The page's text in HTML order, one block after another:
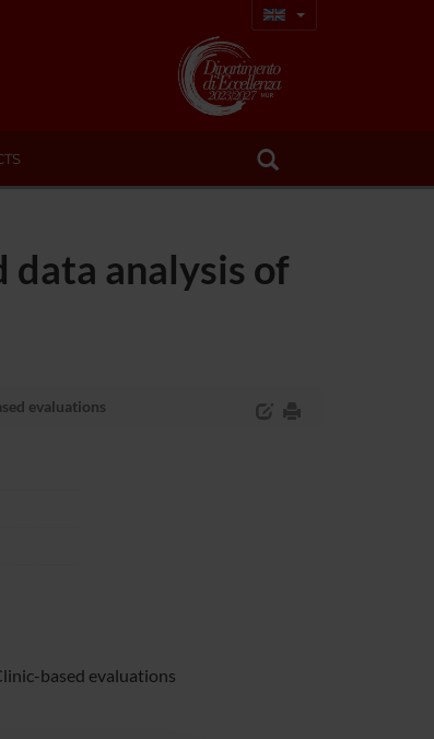
data analysis of
evaluations
based evaluations